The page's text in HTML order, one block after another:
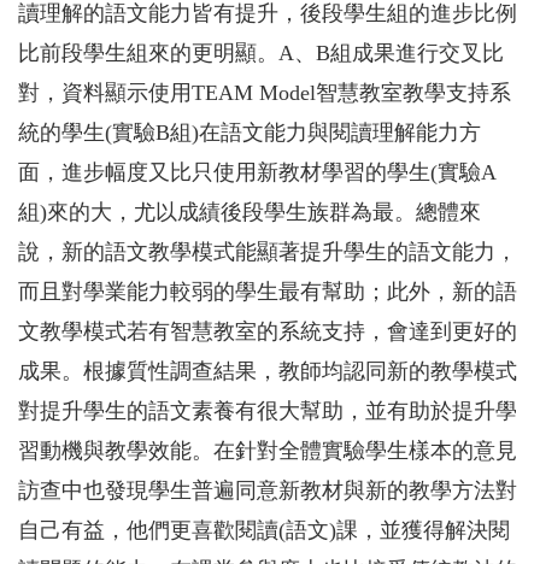
讀理解的語文能力皆有提升，後段學生組的進步比例
比前段學生組來的更明顯。A、B組成果進行交叉比
對，資料顯示使用TEAM Model智慧教室教學支持系
統的學生(實驗B組)在語文能力與閱讀理解能力方
面，進步幅度又比只使用新教材學習的學生(實驗A
組)來的大，尤以成績後段學生族群為最。總體來
說，新的語文教學模式能顯著提升學生的語文能力，
而且對學業能力較弱的學生最有幫助；此外，新的語
文教學模式若有智慧教室的系統支持，會達到更好的
成果。根據質性調查結果，教師均認同新的教學模式
對提升學生的語文素養有很大幫助，並有助於提升學
習動機與教學效能。在針對全體實驗學生樣本的意見
訪查中也發現學生普遍同意新教材與新的教學方法對
自己有益，他們更喜歡閱讀(語文)課，並獲得解決閱